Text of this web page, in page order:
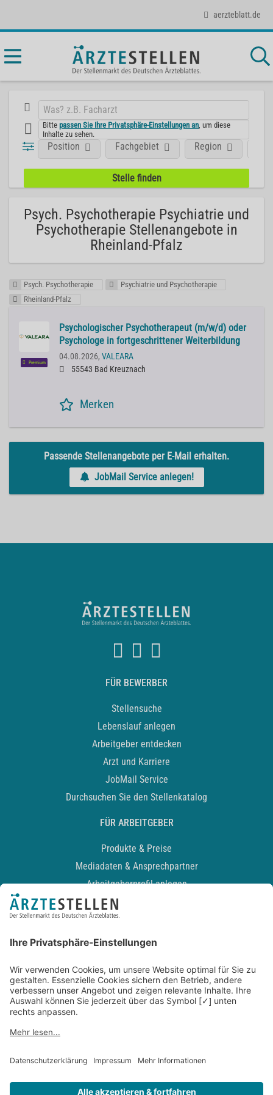
aerzteblatt.de
Bittepassen Sie Ihre Privatsphäre-Einstellungen an , um diese
Inhalte zu sehen.
Position Fachgebiet Region
Psych. Psychotherapie Psychiatrie und
Psychotherapie Stellenangebote in
Rheinland-Pfalz
Psych. Psychotherapie
Psychiatrie und Psychotherapie
Rheinland-Pfalz
Premium
Psychologischer Psychotherapeut (m/w/d) oder
Psychologe in fortgeschrittener Weiterbildung
04.08.2026, VALEARA
55543 Bad Kreuznach
Merken
Passende Stellenangebote per E-Mail erhalten.
JobMail Service anlegen!
FÜR BEWERBER
Stellensuche
Lebenslauf anlegen
Arbeitgeber entdecken
Arzt und Karriere
JobMail Service
Durchsuchen Sie den Stellenkatalog
FÜR ARBEITGEBER
Produkte & Preise
Mediadaten & Ansprechpartner
Arbeitgeberprofil anlegen
Recruiting-Podcast
Kontakt
Datenschutz
Newsletter